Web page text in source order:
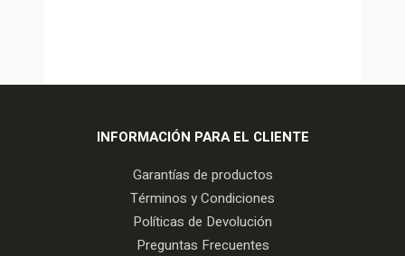
INFORMACIÓN PARA EL CLIENTE
Garantías de productos
Términos y Condiciones
Políticas de Devolución
Preguntas Frecuentes